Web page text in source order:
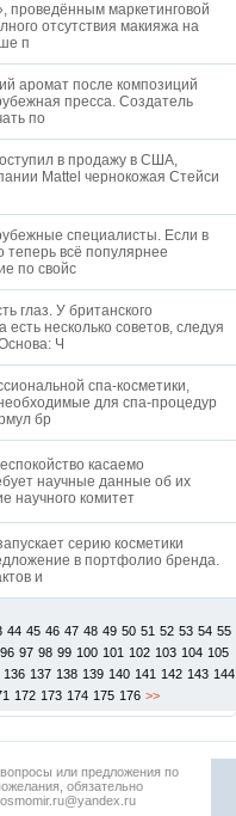
проведённым маркетинговой
отсутствия макияжа на
п
аромат после композиций
пресса. Создатель
по
в продажу в США,
Mattel чернокожая Стейси
специалисты. Если в
теперь всё популярнее
по свойс
глаз. У британского
несколько советов, следуя
Ч
спа-косметики,
для спа-процедур
бр
касаемо
научные данные об их
научного комитет
серию косметики
в портфолио бренда.
и
44 45 46 47 48 49 50 51 52 53 54 55
96 97 98 99 100 101 102 103 104 105
136 137 138 139 140 141 142 143 144
172 173 174 175 176 >>
или предложения по
обязательно